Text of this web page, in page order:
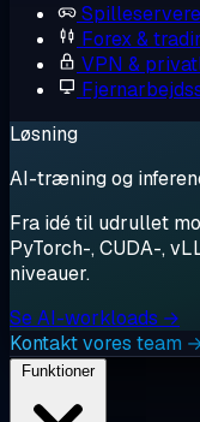
Spilleservere
Forex &
VPN &
Løsning
AI-træning og
Fra idé til udrullet
PyTorch-, CUDA-,
niveauer.
Se AI-workloads →
Kontakt vores team
Funktioner